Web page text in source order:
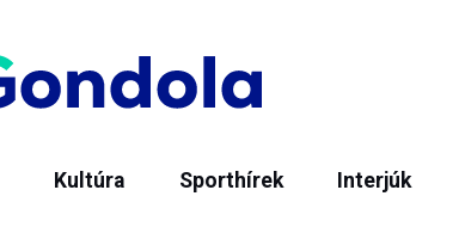
Kultúra Sporthírek Interjúk